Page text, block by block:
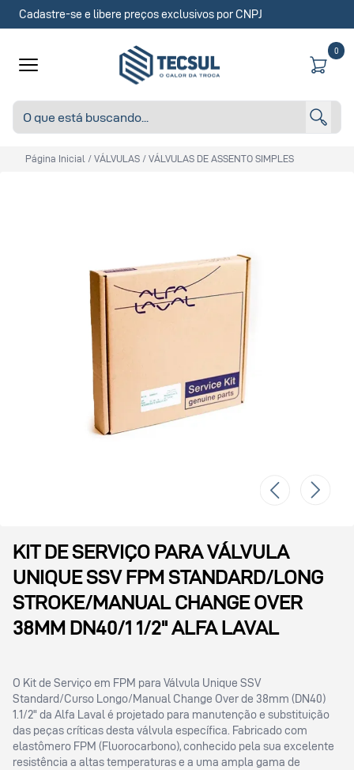
Cadastre-se e libere preços exclusivos por CNPJ
0
Página Inicial / VÁLVULAS / VÁLVULAS DE ASSENTO SIMPLES
KIT DE SERVIÇO PARA VÁLVULA
UNIQUE SSV FPM STANDARD/LONG
STROKE/MANUAL CHANGE OVER
38MM DN40/1 1/2" ALFA LAVAL
O Kit de Serviço em FPM para Válvula Unique SSV
Standard/Curso Longo/Manual Change Over de 38mm (DN40)
1.1/2" da Alfa Laval é projetado para manutenção e substituição
das peças críticas desta válvula específica. Fabricado com
elastômero FPM (Fluorocarbono), conhecido pela sua excelente
resistência a altas temperaturas e a uma ampla gama de